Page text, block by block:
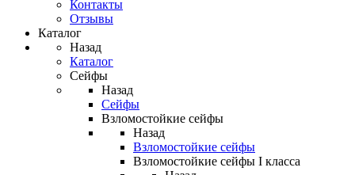
Контакты
Отзывы
Каталог
Назад
Каталог
Сейфы
Назад
Сейфы
Взломостойкие сейфы
Назад
Взломостойкие сейфы
Взломостойкие сейфы I класса